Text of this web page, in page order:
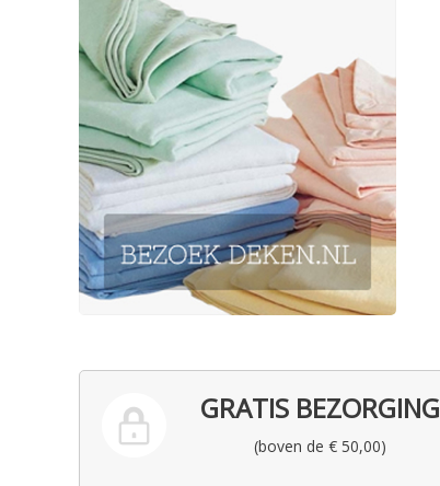
GRATIS BEZORGING
(boven de € 50,00)